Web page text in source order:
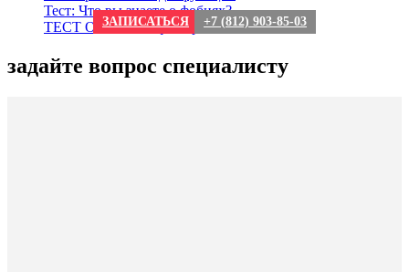
ЗАПИСАТЬСЯ +7 (812) 903-85-03
Тест: Что вы знаете о фобиях?
ТЕСТ О сексе: мифы и реальность
задайте вопрос специалисту